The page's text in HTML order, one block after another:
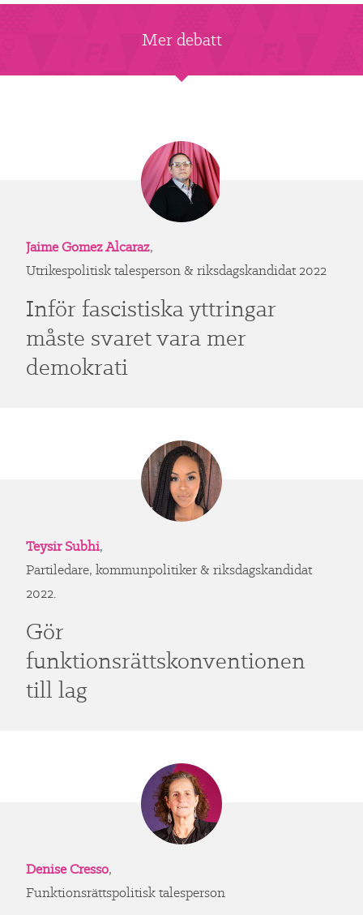
Mer debatt
Jaime Gomez Alcaraz,
Utrikespolitisk talesperson & riksdagskandidat 2022
Inför fascistiska yttringar
måste svaret vara mer
demokrati
Teysir Subhi,
Partiledare, kommunpolitiker & riksdagskandidat
2022.
Gör
funktionsrättskonventionen
till lag
Denise Cresso,
Funktionsrättspolitisk talesperson